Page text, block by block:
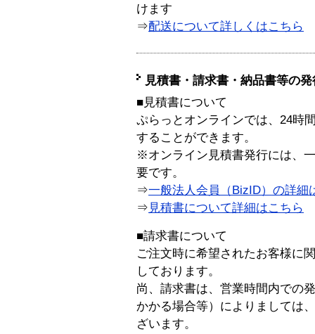
けます
⇒配送について詳しくはこちら
見積書・請求書・納品書等の
■見積書について
ぷらっとオンラインでは、24時
することができます。
※オンライン見積書発行には、
要です。
⇒一般法人会員（BizID）の詳細
⇒ 見積書について詳細はこちら
■請求書について
ご注文時に希望されたお客様に
しております。
尚、請求書は、営業時間内での
かかる場合等）によりましては
ざいます。